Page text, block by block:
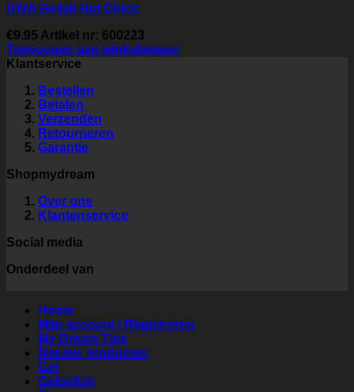
DIVA Gellak Hot Chick
€9.95 Artikel nr: 600223
Toevoegen aan winkelwagen
Klantservice
Bestellen
Betalen
Verzenden
Retourneren
Garantie
Shopmydream
Over ons
Klantenservice
Social media
Onderdeel van
Home
Mijn account / Registreren
My Dream Tips
Nieuwe producten
Gel
Gelpolish